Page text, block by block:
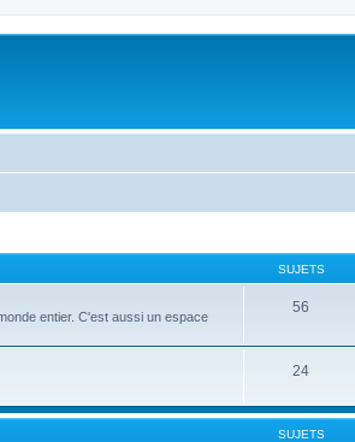
SUJETS
entier. C'est aussi un espace
56
24
SUJETS